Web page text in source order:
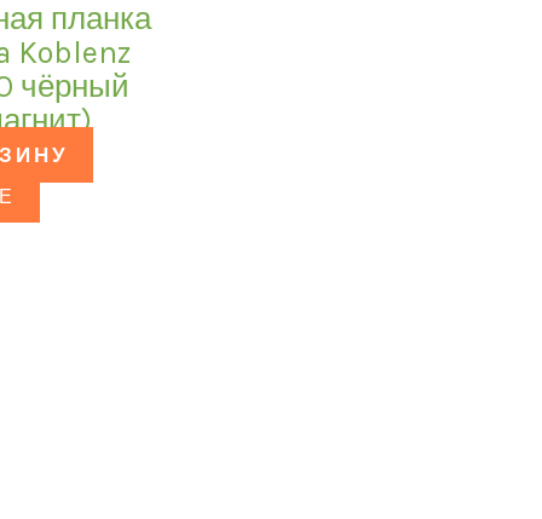
планка
Koblenz
чёрный